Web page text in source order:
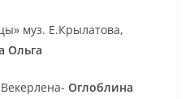
муз. Е.Крылатова,
Ольга
Оглоблина